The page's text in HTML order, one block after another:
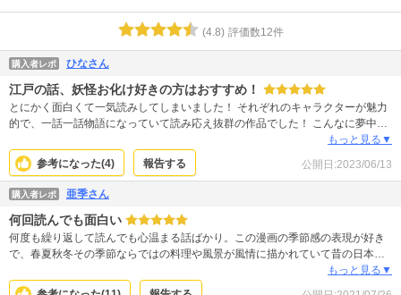
(4.8) 評価数12件
購入者レポ ひなさん
江戸の話、妖怪お化け好きの方はおすすめ！
とにかく面白くて一気読みしてしまいました！ それぞれのキャラクターが魅力
的で、一話一話物語になっていて読み応え抜群の作品でした！ こんなに夢中に
なったのは久しぶりでした。本当に読み応えのある素敵な作品でした。もっと
読んでいたかったです。魔木子先生、魅力的な作品をありがとうございまし
た。
もっと見る▼
参考になった(4) 報告する 公開日:2023/06/13
購入者レポ 亜季さん
何回読んでも面白い
何度も繰り返して読んでも心温まる話ばかり。この漫画の季節感の表現が好き
で、春夏秋冬その季節ならではの料理や風景が風情に描かれていて昔の日本ら
しくて癒されます。ストーリー性もとても面白くて、感動あり涙あり。学ぶ事
も沢山あり、人間ってホント面白い。生きてる人間も死んだ人間も。人間以外
もっと見る▼